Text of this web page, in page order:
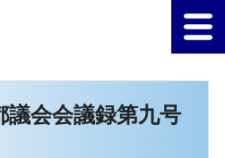
議会会議録第九号